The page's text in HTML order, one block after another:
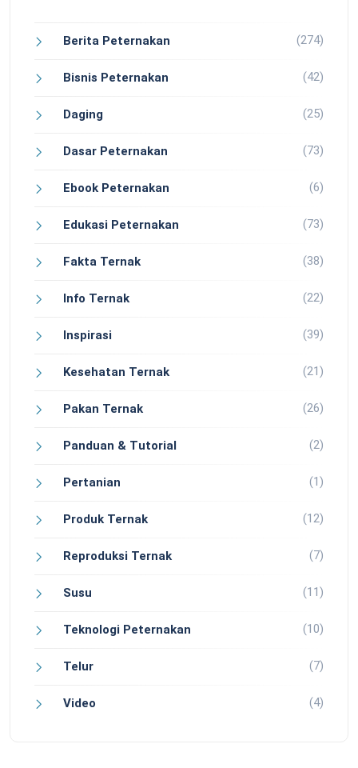
Berita Peternakan (274)
Bisnis Peternakan (42)
Daging (25)
Dasar Peternakan (73)
Ebook Peternakan (6)
Edukasi Peternakan (73)
Fakta Ternak (38)
Info Ternak (22)
Inspirasi (39)
Kesehatan Ternak (21)
Pakan Ternak (26)
Panduan & Tutorial (2)
Pertanian (1)
Produk Ternak (12)
Reproduksi Ternak (7)
Susu (11)
Teknologi Peternakan (10)
Telur (7)
Video (4)